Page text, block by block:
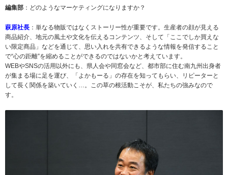
編集部 ：どのようなマーケティングになりますか？
萩原社長 ：単なる物販ではなくストーリー性が重要です。生産者の顔が見える
商品紹介、地元の風土や文化を伝えるコンテンツ、そして「ここでしか買えな
い限定商品」などを通じて、思い入れを共有できるような情報を発信すること
で“心の距離”を縮めることができるのではないかと考えています。
WEBやSNSの活用以外にも、県人会や同窓会など、都市部に住む南九州出身者
が集まる場に足を運び、「よかもーる」の存在を知ってもらい、リピーターと
して長く関係を築いていく…。この草の根活動こそが、私たちの強みなので
す。